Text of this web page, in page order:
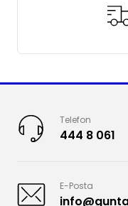
Ürün resmi
Ürün
Ürün bilgilerinde
Telefon
444 8 061
E-Posta